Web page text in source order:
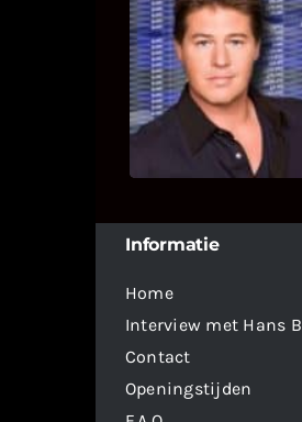
UITSTEL
Bekijk hier de
deelname van
dit
Informatie
Home
Interview met Hans
Contact
Openingstijden